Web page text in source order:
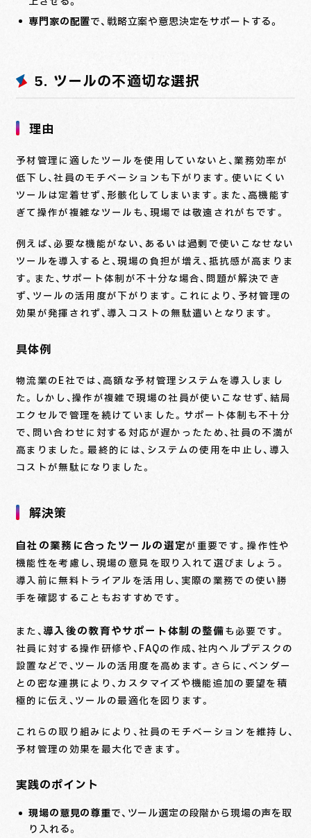
専門家の配置で、戦略立案や意思決定をサポートする。
5. ツールの不適切な選択
理由
予材管理に適したツールを使用していないと、業務効率が
低下し、社員のモチベーションも下がります。使いにくい
ツールは定着せず、形骸化してしまいます。また、高機能す
ぎて操作が複雑なツールも、現場では敬遠されがちです。
例えば、必要な機能がない、あるいは過剰で使いこなせない
ツールを導入すると、現場の負担が増え、抵抗感が高まりま
す。また、サポート体制が不十分な場合、問題が解決でき
ず、ツールの活用度が下がります。これにより、予材管理の
効果が発揮されず、導入コストの無駄遣いとなります。
具体例
物流業のE社では、高額な予材管理システムを導入しまし
た。しかし、操作が複雑で現場の社員が使いこなせず、結局
エクセルで管理を続けていました。サポート体制も不十分
で、問い合わせに対する対応が遅かったため、社員の不満が
高まりました。最終的には、システムの使用を中止し、導入
コストが無駄になりました。
解決策
自社の業務に合ったツールの選定が重要です。操作性や
機能性を考慮し、現場の意見を取り入れて選びましょう。
導入前に無料トライアルを活用し、実際の業務での使い勝
手を確認することもおすすめです。
また、導入後の教育やサポート体制の整備も必要です。
社員に対する操作研修や、FAQの作成、社内ヘルプデスクの
設置などで、ツールの活用度を高めます。さらに、ベンダー
との密な連携により、カスタマイズや機能追加の要望を積
極的に伝え、ツールの最適化を図ります。
これらの取り組みにより、社員のモチベーションを維持し、
予材管理の効果を最大化できます。
実践のポイント
現場の意見の尊重で、ツール選定の段階から現場の声を取
り入れる。